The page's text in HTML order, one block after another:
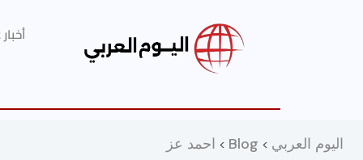
اليوم العربي >
Blog
> احمد عز